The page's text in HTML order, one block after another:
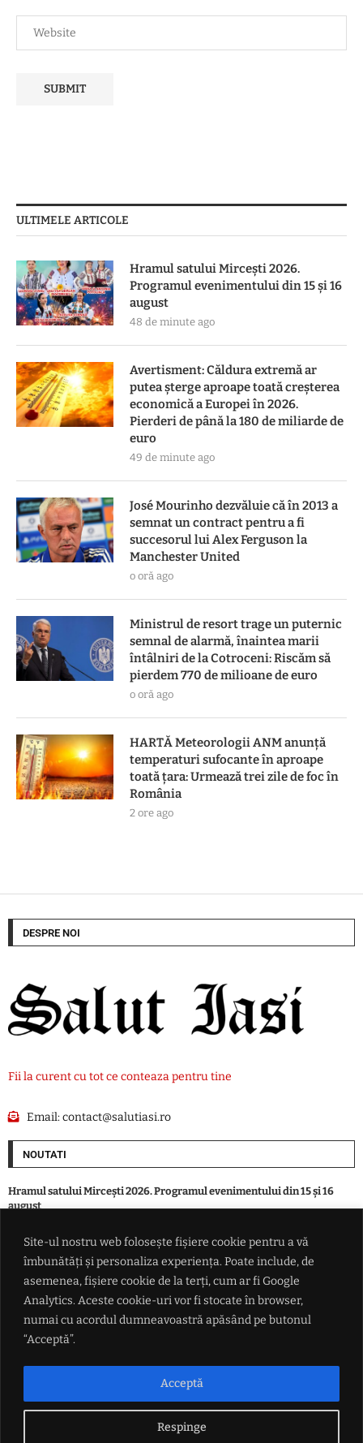
Site-ul nostru web folosește fișiere cookie pentru a vă
îmbunătăți și personaliza experiența. Poate include, de
asemenea, fișiere cookie de la terți, cum ar fi Google
Analytics. Aceste cookie-uri vor fi stocate în browser,
numai cu acordul dumneavoastră apăsând pe butonul
“Acceptă”.
Respinge
Acceptă
ULTIMELE ARTICOLE
Hramul satului Mircești 2026.
Programul evenimentului din 15 și 16
august
48 de minute ago
Avertisment: Căldura extremă ar
putea șterge aproape toată creșterea
economică a Europei în 2026.
Pierderi de până la 180 de miliarde de
euro
49 de minute ago
José Mourinho dezvăluie că în 2013 a
semnat un contract pentru a fi
succesorul lui Alex Ferguson la
Manchester United
o oră ago
Ministrul de resort trage un puternic
semnal de alarmă, înaintea marii
întâlniri de la Cotroceni: Riscăm să
pierdem 770 de milioane de euro
o oră ago
HARTĂ Meteorologii ANM anunță
temperaturi sufocante în aproape
toată țara: Urmează trei zile de foc în
România
2 ore ago
DESPRE NOI
Fii la curent cu tot ce conteaza pentru tine
Email:contact@salutiasi.ro
NOUTATI
Hramul satului Mircești 2026. Programul evenimentului din 15 și 16
august
Avertisment: Căldura extremă ar putea șterge aproape toată creșterea
economică a Europei în 2026. Pierderi de până la 180 de miliarde de
euro
José Mourinho dezvăluie că în 2013 a semnat un contract pentru a fi
succesorul lui Alex Ferguson la Manchester United
Ministrul de resort trage un puternic semnal de alarmă, înaintea marii